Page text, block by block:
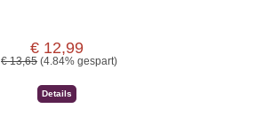
Verkaufspreis:
€ 12,99
Regulärer Preis:
€ 13,65 (4.84% gespart)
Details